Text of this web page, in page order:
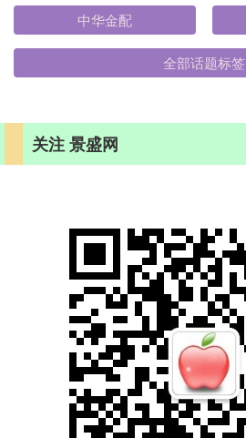
中华金配
全部话题标签
关注 景盛网